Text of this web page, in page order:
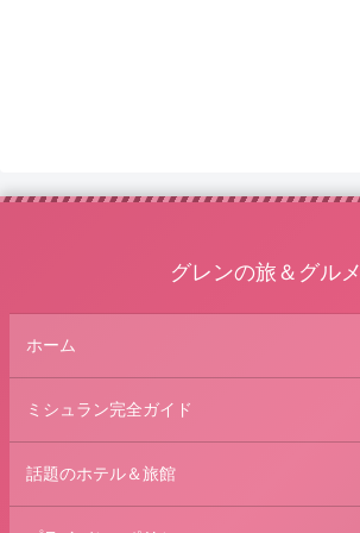
グレンの旅＆グルメ
ホーム
ミシュラン完全ガイド
話題のホテル＆旅館